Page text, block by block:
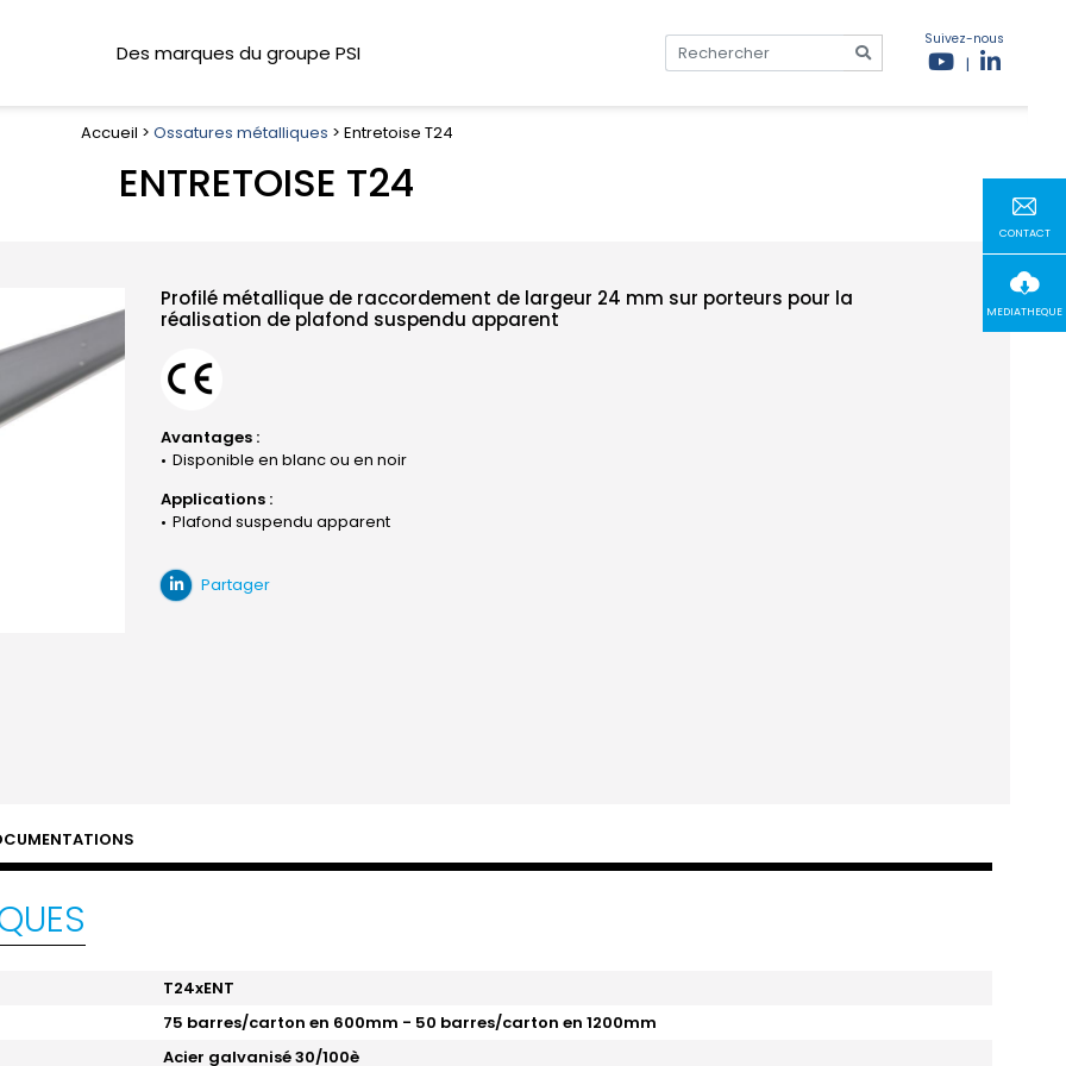
Des marques du groupe PSI
Suivez-nous
|
CONTACT
MEDIATHEQUE
Accueil > Ossatures métalliques > Entretoise T24
ENTRETOISE T24
Profilé métallique de raccordement de largeur 24 mm sur porteurs pour la
réalisation de plafond suspendu apparent
Avantages :
Disponible en blanc ou en noir
Applications :
Plafond suspendu apparent
Partager
T24xENT
75 barres/carton en 600mm - 50 barres/carton en 1200mm
Acier galvanisé 30/100è